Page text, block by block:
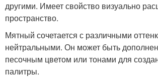
другими. Имеет свойство визуально
пространство.
Мятный сочетается с различными
нейтральными. Он может быть
песочным цветом или тонами для
палитры.